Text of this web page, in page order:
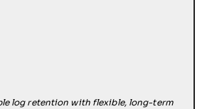
log retention with flexible, long-term